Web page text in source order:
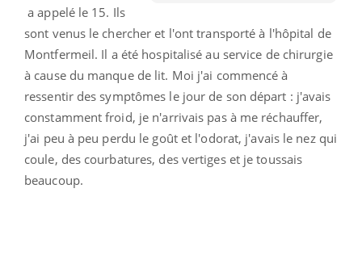
a appelé le 15. Ils
sont venus le chercher et l'ont transporté à l'hôpital de
Montfermeil. Il a été hospitalisé au service de chirurgie
à cause du manque de lit. Moi j'ai commencé à
ressentir des symptômes le jour de son départ : j'avais
constamment froid, je n'arrivais pas à me réchauffer,
j'ai peu à peu perdu le goût et l'odorat, j'avais le nez qui
coule, des courbatures, des vertiges et je toussais
beaucoup.